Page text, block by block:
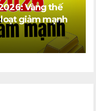
Vàng thế
giảm mạnh